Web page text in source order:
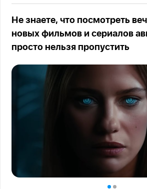
Не знаете, что посмотреть
новых фильмов и сериалов
просто нельзя пропустить